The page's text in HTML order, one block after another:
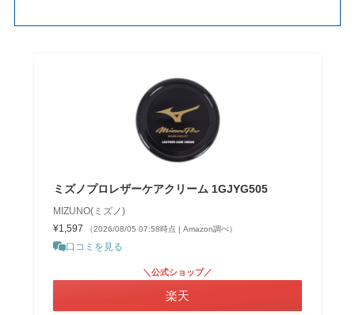
ミズノプロレザーケアクリーム 1GJYG505
MIZUNO(ミズノ)
¥1,597
（2026/08/05 07:58時点 | Amazon調べ）
口コミを見る
＼公式ショップ／
楽天